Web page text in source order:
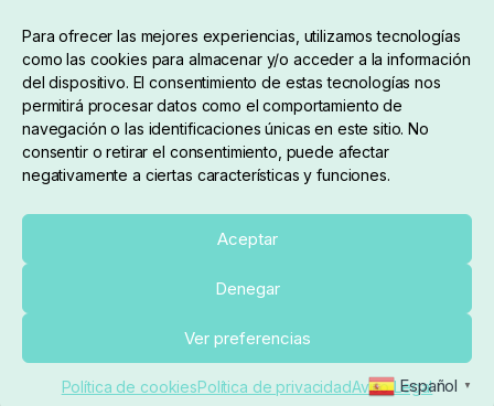
Para ofrecer las mejores experiencias, utilizamos tecnologías
como las cookies para almacenar y/o acceder a la información
del dispositivo. El consentimiento de estas tecnologías nos
permitirá procesar datos como el comportamiento de
navegación o las identificaciones únicas en este sitio. No
consentir o retirar el consentimiento, puede afectar
negativamente a ciertas características y funciones.
Aceptar
Denegar
Ver preferencias
Política de cookiesPolítica de privacidadAviso Legal
Sobre nosotros
910 824 923
Español
▼